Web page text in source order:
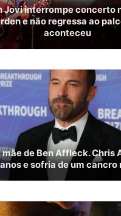
Jovi interrompe concerto
e não regressa ao
aconteceu
mãe de Ben Affleck. Chris
e sofria de um cancro